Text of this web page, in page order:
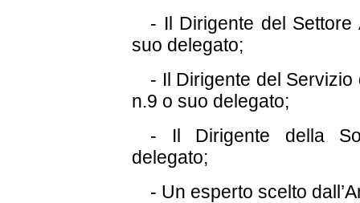
- Il Dirigente del
suo delegato;
- Il Dirigente del Servizio
n.9 o suo delegato;
- Il Dirigente della
delegato;
- Un esperto scelto